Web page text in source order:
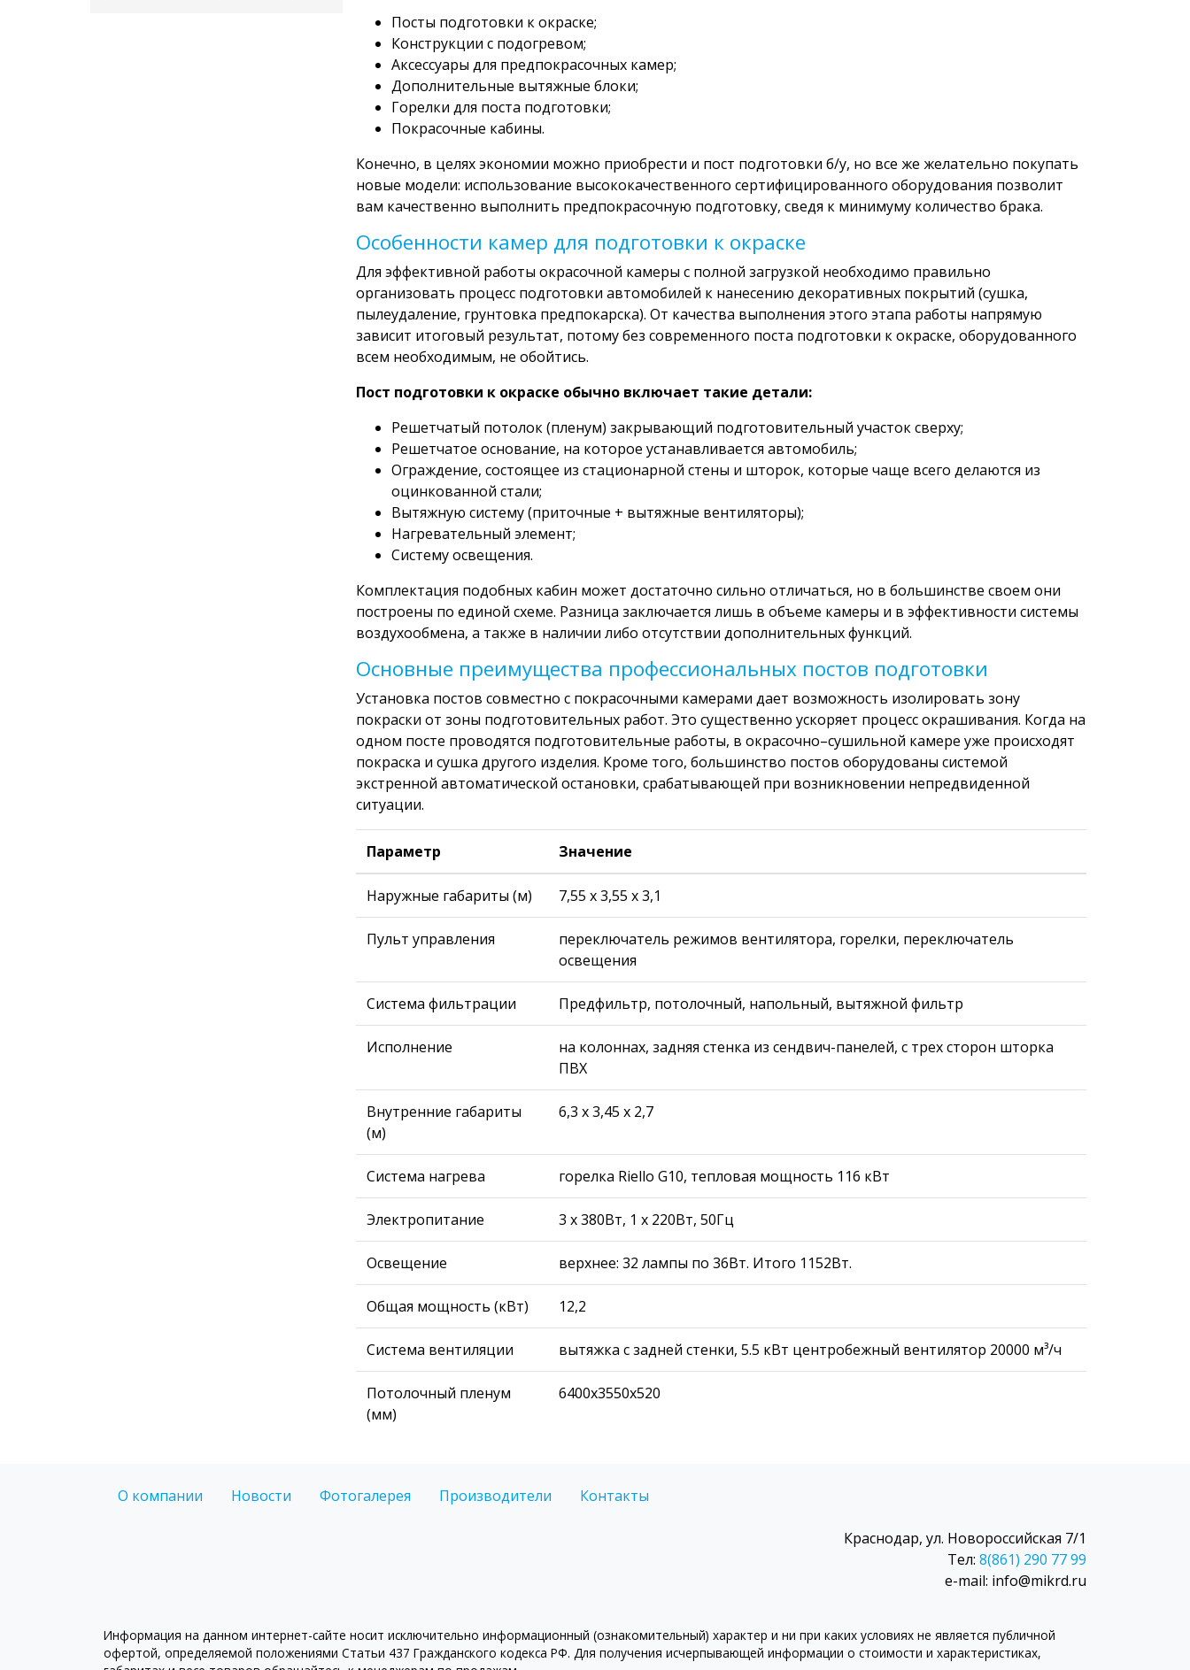
Посты подготовки к окраске;
Конструкции с подогревом;
Аксессуары для предпокрасочных камер;
Дополнительные вытяжные блоки;
Горелки для поста подготовки;
Покрасочные кабины.
Конечно, в целях экономии можно приобрести и пост подготовки б/у, но все же желательно покупать
новые модели: использование высококачественного сертифицированного оборудования позволит
вам качественно выполнить предпокрасочную подготовку, сведя к минимуму количество брака.
Особенности камер для подготовки к окраске
Для эффективной работы окрасочной камеры с полной загрузкой необходимо правильно
организовать процесс подготовки автомобилей к нанесению декоративных покрытий (сушка,
пылеудаление, грунтовка предпокарска). От качества выполнения этого этапа работы напрямую
зависит итоговый результат, потому без современного поста подготовки к окраске, оборудованного
всем необходимым, не обойтись.
Пост подготовки к окраске обычно включает такие детали:
Решетчатый потолок (пленум) закрывающий подготовительный участок сверху;
Решетчатое основание, на которое устанавливается автомобиль;
Ограждение, состоящее из стационарной стены и шторок, которые чаще всего делаются из
оцинкованной стали;
Вытяжную систему (приточные + вытяжные вентиляторы);
Нагревательный элемент;
Систему освещения.
Комплектация подобных кабин может достаточно сильно отличаться, но в большинстве своем они
построены по единой схеме. Разница заключается лишь в объеме камеры и в эффективности системы
воздухообмена, а также в наличии либо отсутствии дополнительных функций.
Основные преимущества профессиональных постов подготовки
Установка постов совместно с покрасочными камерами дает возможность изолировать зону
покраски от зоны подготовительных работ. Это существенно ускоряет процесс окрашивания. Когда на
одном посте проводятся подготовительные работы, в окрасочно–сушильной камере уже происходят
покраска и сушка другого изделия. Кроме того, большинство постов оборудованы системой
экстренной автоматической остановки, срабатывающей при возникновении непредвиденной
ситуации.
Параметр Значение
Наружные габариты (м) 7,55 х 3,55 х 3,1
Пульт управления
переключатель режимов вентилятора, горелки, переключатель
освещения
Система фильтрации Предфильтр, потолочный, напольный, вытяжной фильтр
Исполнение
на колоннах, задняя стенка из сендвич-панелей, с трех сторон шторка
ПВХ
Внутренние габариты
(м)
6,3 х 3,45 х 2,7
Система нагрева горелка Riello G10, тепловая мощность 116 кВт
Электропитание 3 х 380Вт, 1 х 220Вт, 50Гц
Освещение верхнее: 32 лампы по 36Вт. Итого 1152Вт.
Общая мощность (кВт) 12,2
Система вентиляции вытяжка с задней стенки, 5.5 кВт центробежный вентилятор 20000 м³/ч
Потолочный пленум
(мм)
6400х3550х520
О компании Новости Фотогалерея Производители Контакты
Краснодар, ул. Новороссийская 7/1
Тел: 8(861) 290 77 99
e-mail: info@mikrd.ru
Информация на данном интернет-сайте носит исключительно информационный (ознакомительный) характер и ни при каких условиях не является публичной
офертой, определяемой положениями Статьи 437 Гражданского кодекса РФ. Для получения исчерпывающей информации о стоимости и характеристиках,